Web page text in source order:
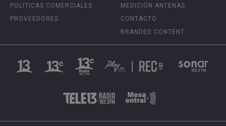
POLÍTICAS COMERCIALES
PROVEEDORES
MEDICIÓN ANTENAS
CONTACTO
BRANDED CONTENT